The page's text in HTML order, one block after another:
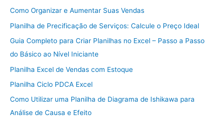
Como Organizar e Aumentar Suas Vendas
Planilha de Precificação de Serviços: Calcule o Preço Ideal
Guia Completo para Criar Planilhas no Excel – Passo a Passo
do Básico ao Nível Iniciante
Planilha Excel de Vendas com Estoque
Planilha Ciclo PDCA Excel
Como Utilizar uma Planilha de Diagrama de Ishikawa para
Análise de Causa e Efeito